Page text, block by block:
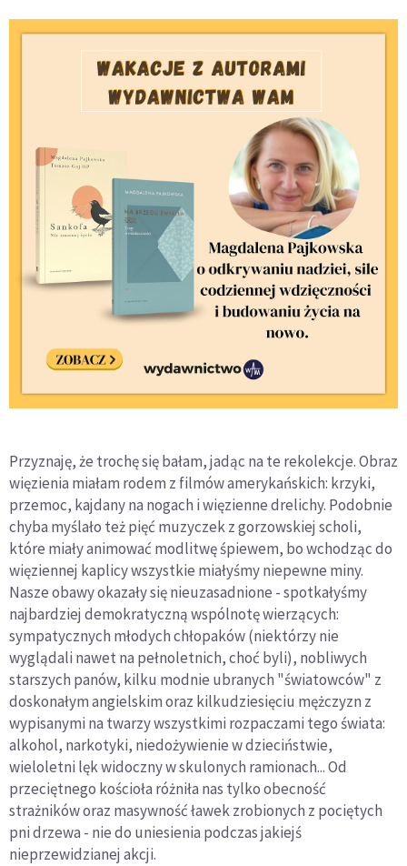
Przyznaję, że trochę się bałam, jadąc na te rekolekcje. Obraz
więzienia miałam rodem z filmów amerykańskich: krzyki,
przemoc, kajdany na nogach i więzienne drelichy. Podobnie
chyba myślało też pięć muzyczek z gorzowskiej scholi,
które miały animować modlitwę śpiewem, bo wchodząc do
więziennej kaplicy wszystkie miałyśmy niepewne miny.
Nasze obawy okazały się nieuzasadnione - spotkałyśmy
najbardziej demokratyczną wspólnotę wierzących:
sympatycznych młodych chłopaków (niektórzy nie
wyglądali nawet na pełnoletnich, choć byli), nobliwych
starszych panów, kilku modnie ubranych "światowców" z
doskonałym angielskim oraz kilkudziesięciu mężczyzn z
wypisanymi na twarzy wszystkimi rozpaczami tego świata:
alkohol, narkotyki, niedożywienie w dzieciństwie,
wieloletni lęk widoczny w skulonych ramionach... Od
przeciętnego kościoła różniła nas tylko obecność
strażników oraz masywność ławek zrobionych z pociętych
pni drzewa - nie do uniesienia podczas jakiejś
nieprzewidzianej akcji.